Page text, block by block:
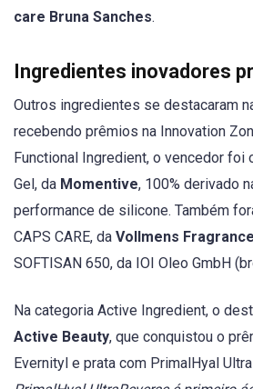
care Bruna Sanches.
Ingredientes inovadores
Outros ingredientes se destacaram
recebendo prêmios na Innovation
Functional Ingredient, o vencedor foi
Gel, da Momentive, 100% derivado
performance de silicone. Também
CAPS CARE, da Vollmens
SOFTISAN 650, da IOI Oleo GmbH
Na categoria Active Ingredient, o
Active Beauty, que conquistou o
Evernityl e prata com PrimalHyal